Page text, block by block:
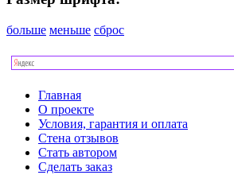
больше меньше сброс
Главная
О проекте
Условия, гарантия и оплата
Стена отзывов
Стать автором
Сделать заказ